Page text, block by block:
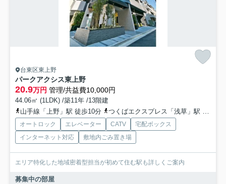
台東区東上野
パークアクシス東上野
20.9万円 管理/共益費10,000円
44.06㎡ (1LDK) /築11年 /13階建
山手線「上野」駅 徒歩10分
つくばエクスプレス「浅草」駅 徒歩11分
オートロック エレベーター CATV
宅配ボックス
インターネット対応
敷地内ごみ置き場
エリア特化した地域密着型担当が初めて住む駅も詳しくご案内
募集中の部屋